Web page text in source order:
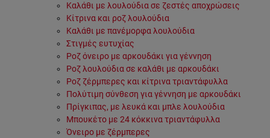
Καλάθι με λουλούδια σε ζεστές αποχρώσεις
Κίτρινα και ροζ λουλούδια
Καλάθι με πανέμορφα λουλούδια
Στιγμές ευτυχίας
Ροζ όνειρο με αρκουδάκι για γέννηση
Ροζ λουλούδια σε καλάθι με αρκουδάκι
Ροζ ζέρμπερες και κίτρινα τριαντάφυλλα
Πολύτιμη σύνθεση για γέννηση με αρκουδάκι
Πρίγκιπας, με λευκά και μπλε λουλούδια
Μπουκέτο με 24 κόκκινα τριαντάφυλλα
Όνειρο με ζέρμπερες